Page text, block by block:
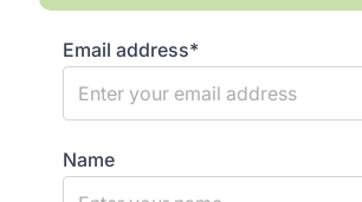
Email address*
Name